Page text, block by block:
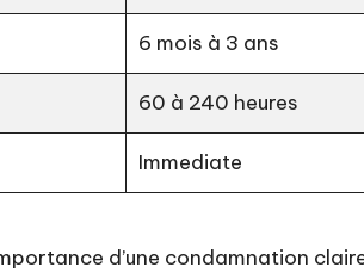
6 mois à 3 ans
60 à 240 heures
Immediate
d’une condamnation